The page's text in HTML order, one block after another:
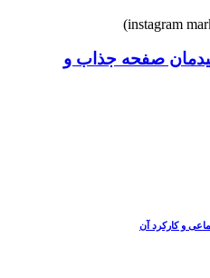
چیدمان صفحه جذاب و
و کارکرد آن